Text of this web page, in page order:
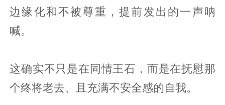
边缘化和不被尊重，提前发出的一声呐
喊。
这确实不只是在同情王石，而是在抚慰那
个终将老去、且充满不安全感的自我。